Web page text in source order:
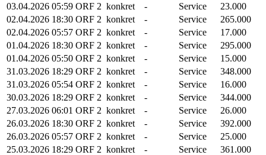
03.04.2026 05:59 ORF 2 konkret - Service
23.000
02.04.2026 18:30 ORF 2 konkret - Service
265.000
02.04.2026 05:57 ORF 2 konkret - Service
17.000
01.04.2026 18:30 ORF 2 konkret - Service
295.000
01.04.2026 05:50 ORF 2 konkret - Service
15.000
31.03.2026 18:29 ORF 2 konkret - Service
348.000
31.03.2026 05:54 ORF 2 konkret - Service
16.000
30.03.2026 18:29 ORF 2 konkret - Service
344.000
27.03.2026 06:01 ORF 2 konkret - Service
26.000
26.03.2026 18:30 ORF 2 konkret - Service
392.000
26.03.2026 05:57 ORF 2 konkret - Service
25.000
25.03.2026 18:29 ORF 2 konkret - Service
361.000